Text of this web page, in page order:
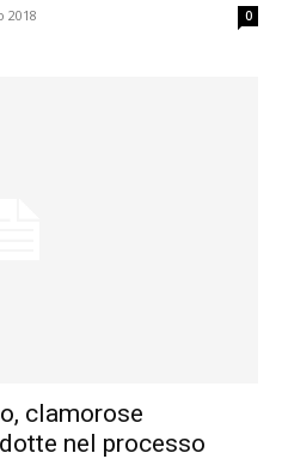
2018 0
clamorose
nel processo